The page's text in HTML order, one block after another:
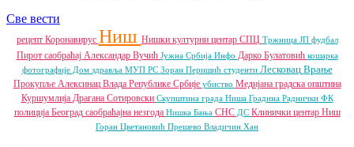
Све вести
рецепт Коронавирус Ниш Нишки културни центар СПЦ Тржница ЈП фудбал
Пирот саобраћај Александар Вучић Јужна Србија Инфо Дарко Булатовић кошарка
фотографије Дом здравља МУП РС Зоран Перишић студенти Лесковац Врање
Прокупље Алексинац Влада Републике Србије убиство Медијана градска општина
Куршумлија Драгана Сотировски Скупштина града Ниша Градина Раднички ФК
полиција Београд саобраћајна незгода Нишка Бања СНС ДС Клинички центар Ниш
Горан Цветановић Прешево Владичин Хан